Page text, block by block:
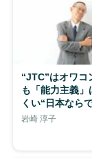
“JTC”はオワ
も「能力主義」
くい“日本なら
岩崎 淳子